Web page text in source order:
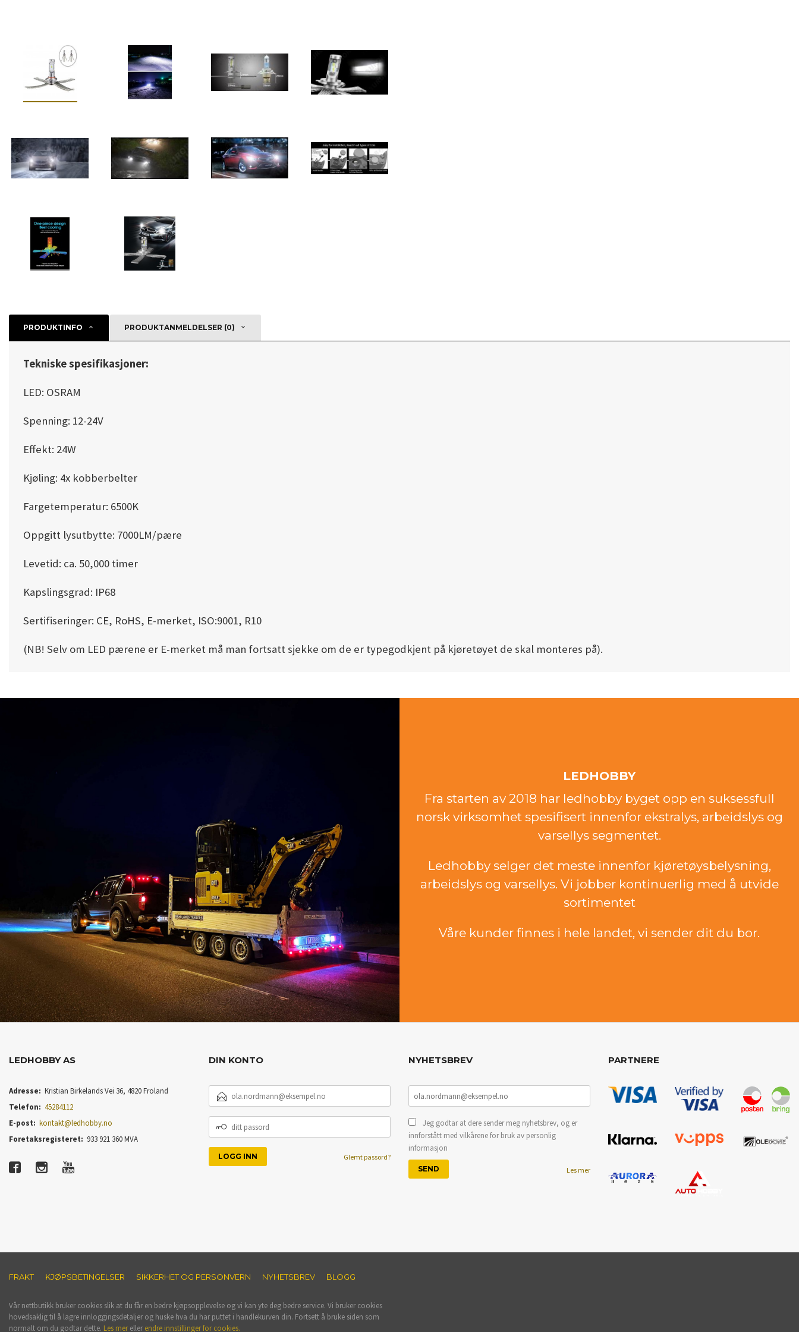
PRODUKTINFO PRODUKTANMELDELSER (0)
Tekniske spesifikasjoner:
LED: OSRAM
Spenning: 12-24V
Effekt: 24W
Kjøling: 4x kobberbelter
Fargetemperatur: 6500K
Oppgitt lysutbytte: 7000LM/pære
Levetid: ca. 50,000 timer
Kapslingsgrad: IP68
Sertifiseringer: CE, RoHS, E-merket, ISO:9001, R10
(NB! Selv om LED pærene er E-merket må man fortsatt sjekke om de er typegodkjent på kjøretøyet de skal monteres på).
LEDHOBBY
Fra starten av 2018 har ledhobby byget opp en suksessfull
norsk virksomhet spesifisert innenfor ekstralys, arbeidslys og
varsellys segmentet.
Ledhobby selger det meste innenfor kjøretøysbelysning,
arbeidslys og varsellys. Vi jobber kontinuerlig med å utvide
sortimentet
Våre kunder finnes i hele landet, vi sender dit du bor.
LEDHOBBY AS
Adresse: Kristian Birkelands Vei 36, 4820 Froland
Telefon: 45284112
E-post: kontakt@ledhobby.no
Foretaksregisteret: 933 921 360 MVA
DIN KONTO
POSTADRESSE
PASSORD
Glemt passord?
NYHETSBREV
Jeg godtar at dere sender meg nyhetsbrev, og er
innforstått med vilkårene for bruk av personlig
informasjon
Les mer
PARTNERE
FRAKT KJØPSBETINGELSER SIKKERHET OG PERSONVERN NYHETSBREV BLOGG
Vår nettbutikk bruker cookies slik at du får en bedre kjøpsopplevelse og vi kan yte deg bedre service. Vi bruker cookies
hovedsaklig til å lagre innloggingsdetaljer og huske hva du har puttet i handlekurven din. Fortsett å bruke siden som
normalt om du godtar dette. Les merellerendre innstillinger for cookies.